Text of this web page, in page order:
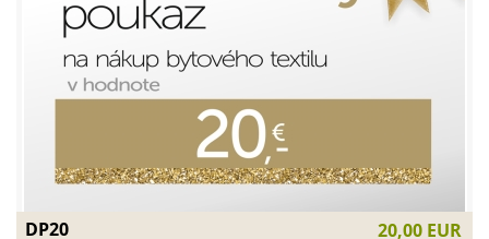
DP20 20,00 EUR